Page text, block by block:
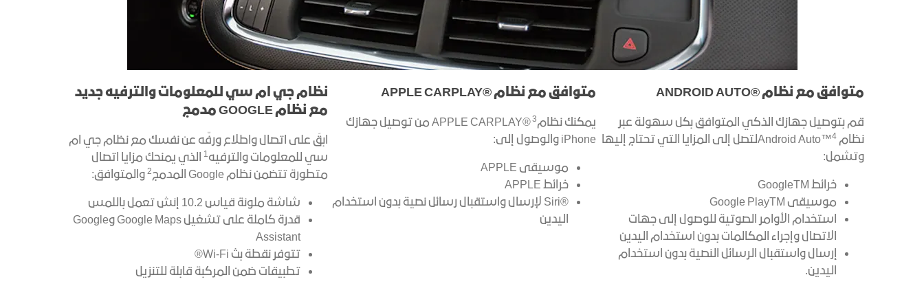
متوافق مع نظام ®ANDROID AUTO
قم بتوصيل جهازك الذكي المتوافق بكل سهولة عبر
نظام Android Auto™ 4
لتصل إلى المزايا التي تحتاج إليها
وتشمل:
خرائط GoogleTM
موسيقى Google PlayTM
استخدام الأوامر الصوتية للوصول إلى جهات
الاتصال وإجراء المكالمات بدون استخدام اليدين
إرسال واستقبال الرسائل النصية بدون استخدام
اليدين.
متوافق مع نظام ®APPLE CARPLAY
يمكنك نظام3
®APPLE CARPLAY من توصيل جهازك
iPhone والوصول إلى:
موسيقى APPLE
خرائط APPLE
®Siri لإرسال واستقبال رسائل نصية بدون استخدام
اليدين
نظام جي ام سي للمعلومات والترفيه جديد
مع نظام GOOGLE مدمج
ابقَ على اتصال واطلاع ورفّه عن نفسك مع نظام جي ام
سي للمعلومات والترفيه1 الذي يمنحك مزايا اتصال
متطورة تتضمن نظام Google المدمج
2والمتوافق:
شاشة ملونة قياس 10.2 إنش تعمل باللمس
قدرة كاملة على تشغيل Google Maps وGoogle
Assistant
تتوفر نقطة بث Wi-Fi®
تطبيقات ضمن المركبة قابلة للتنزيل